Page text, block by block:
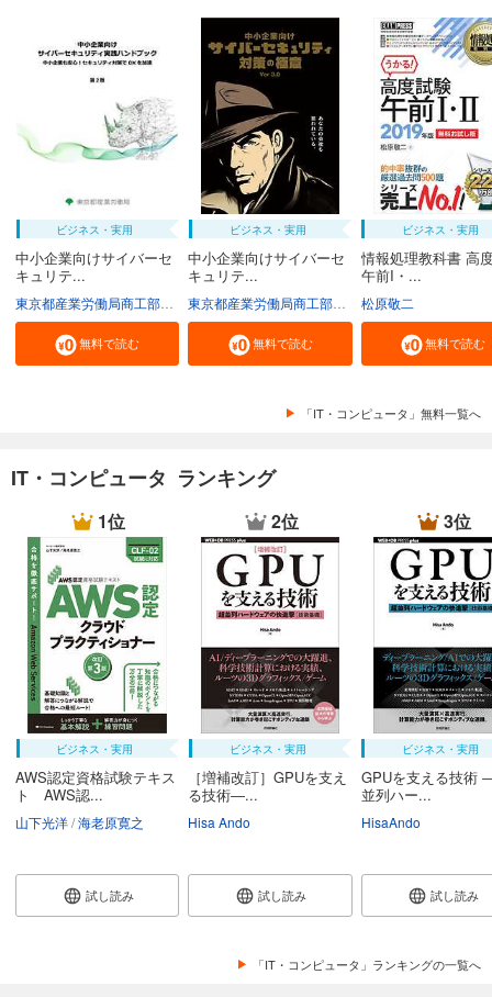
ビジネス・実用
中小企業向けサイバーセ
キュリテ...
東京都産業労働局商工部経営支援課
無料で読む
ビジネス・実用
中小企業向けサイバーセ
キュリテ...
東京都産業労働局商工部経営支援課
無料で読む
ビジネス・実用
情報処理教科書 高
午前I・...
松原敬二
無料で読む
「IT・コンピュータ」無料一覧へ
IT・コンピュータ ランキング
1位
ビジネス・実用
AWS認定資格試験テキス
ト AWS認...
山下光洋 海老原寛之
試し読み
2位
ビジネス・実用
［増補改訂］GPUを支え
る技術―...
Hisa Ando
試し読み
3位
ビジネス・実用
GPUを支える技術
並列ハー...
HisaAndo
試し読み
「IT・コンピュータ」ランキングの一覧へ